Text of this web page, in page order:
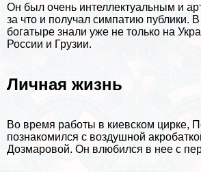
Он был очень интеллектуальным и
за что и получал симпатию публики. В
богатыре знали уже не только на
России и Грузии.
Личная жизнь
Во время работы в киевском цирке,
познакомился с воздушной
Дозмаровой. Он влюбился в нее с